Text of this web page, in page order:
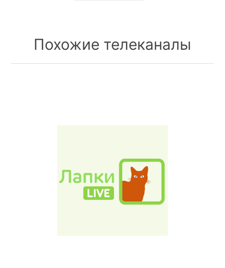
Похожие телеканалы